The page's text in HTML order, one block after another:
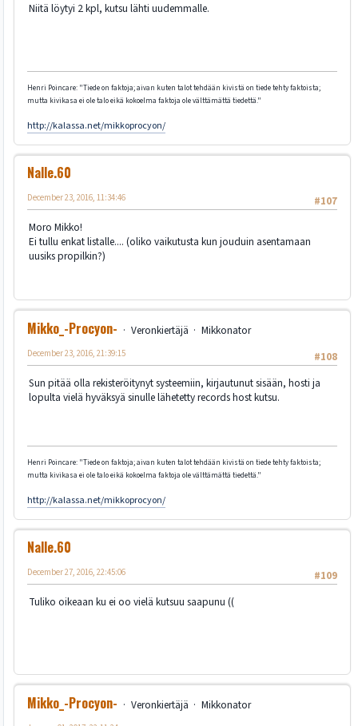
Niitä löytyi 2 kpl, kutsu lähti uudemmalle.
Henri Poincare: "Tiede on faktoja; aivan kuten talot tehdään kivistä on tiede tehty faktoista;
mutta kivikasa ei ole talo eikä kokoelma faktoja ole välttämättä tiedettä."
http://kalassa.net/mikkoprocyon/
Nalle.60
#107
December 23, 2016, 11:34:46
Moro Mikko!
Ei tullu enkat listalle.... (oliko vaikutusta kun jouduin asentamaan
uusiks propilkin?)
Mikko_-Procyon- Veronkiertäjä
Mikkonator
#108
December 23, 2016, 21:39:15
Sun pitää olla rekisteröitynyt systeemiin, kirjautunut sisään, hosti ja
lopulta vielä hyväksyä sinulle lähetetty records host kutsu.
Henri Poincare: "Tiede on faktoja; aivan kuten talot tehdään kivistä on tiede tehty faktoista;
mutta kivikasa ei ole talo eikä kokoelma faktoja ole välttämättä tiedettä."
http://kalassa.net/mikkoprocyon/
Nalle.60
#109
December 27, 2016, 22:45:06
Tuliko oikeaan ku ei oo vielä kutsuu saapunu ((
Mikko_-Procyon- Veronkiertäjä
Mikkonator